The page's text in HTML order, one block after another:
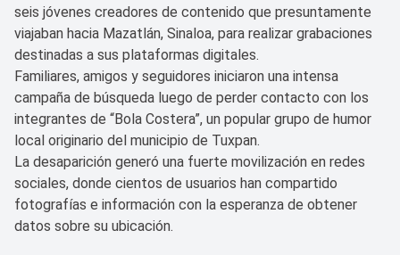
seis jóvenes creadores de contenido que presuntamente
viajaban hacia Mazatlán, Sinaloa, para realizar grabaciones
destinadas a sus plataformas digitales.
Familiares, amigos y seguidores iniciaron una intensa
campaña de búsqueda luego de perder contacto con los
integrantes de “Bola Costera”, un popular grupo de humor
local originario del municipio de Tuxpan.
La desaparición generó una fuerte movilización en redes
sociales, donde cientos de usuarios han compartido
fotografías e información con la esperanza de obtener
datos sobre su ubicación.